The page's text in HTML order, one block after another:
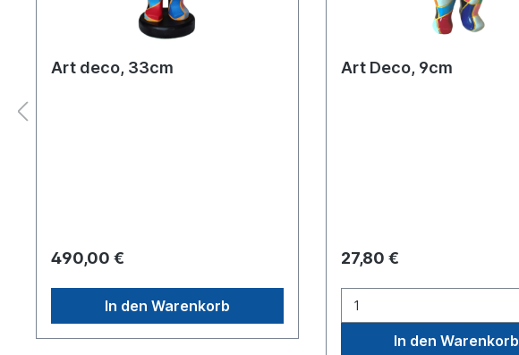
Art deco, 33cm
490,00 €
In den Warenkorb
Art Deco, 9cm
27,80 €
In den Warenkorb